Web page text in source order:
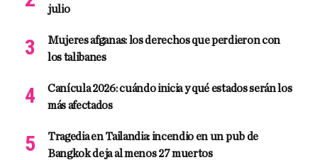
julio
Mujeres afganas: los derechos que perdieron con
los talibanes
Canícula 2026: cuándo inicia y qué estados serán los
más afectados
Tragedia en Tailandia: incendio en un pub de
Bangkok deja al menos 27 muertos